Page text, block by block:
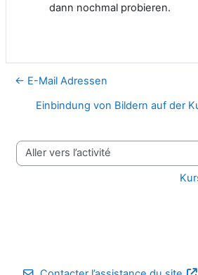
dann nochmal probieren.
← E-Mail Adressen
Einbindung von Bildern auf der
Aller vers l’activité